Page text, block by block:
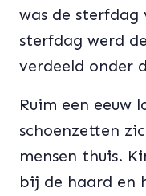
was de sterfdag
sterfdag werd
verdeeld onder
Ruim een eeuw
schoenzetten
mensen thuis.
bij de haard en